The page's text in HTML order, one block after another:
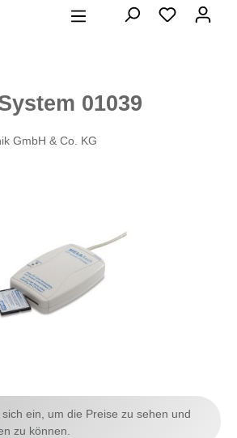
01039
GmbH & Co. KG
ein, um die Preise zu sehen und
zu können.